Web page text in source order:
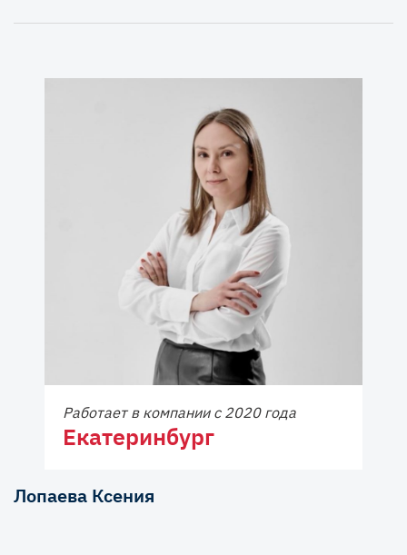
Работает в компании с 2020 года
Екатеринбург
Лопаева Ксения